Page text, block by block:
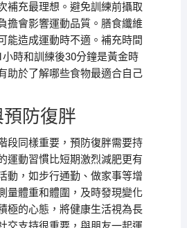
補充最理想。避免訓練前攝取
擔會影響運動品質。膳食纖維
能造成運動時不適。補充時間
時和訓練後30分鐘是黃金時
助於了解哪些食物最適合自己
防復胖
段同樣重要，預防復胖需要持
運動習慣比短期激烈減肥更有
動，如步行通勤、做家事等增
量體重和體圍，及時發現變化
極的心態，將健康生活視為長